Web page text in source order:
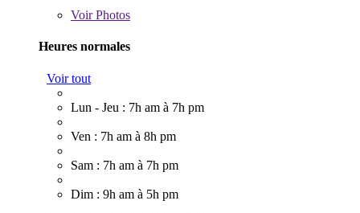
VoirPhotos
Heures normales
Voir tout
Lun - Jeu : 7h am à 7h pm
Ven : 7h am à 8h pm
Sam : 7h am à 7h pm
Dim : 9h am à 5h pm